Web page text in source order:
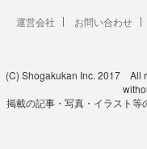
運営会社 お問い合わせ
(C) Shogakukan Inc. 2017 All
掲載の記事・写真・イラスト等